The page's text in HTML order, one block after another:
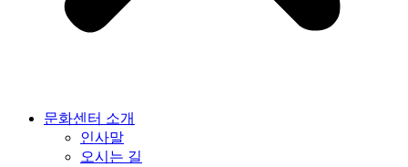
문화센터 소개
인사말
오시는 길